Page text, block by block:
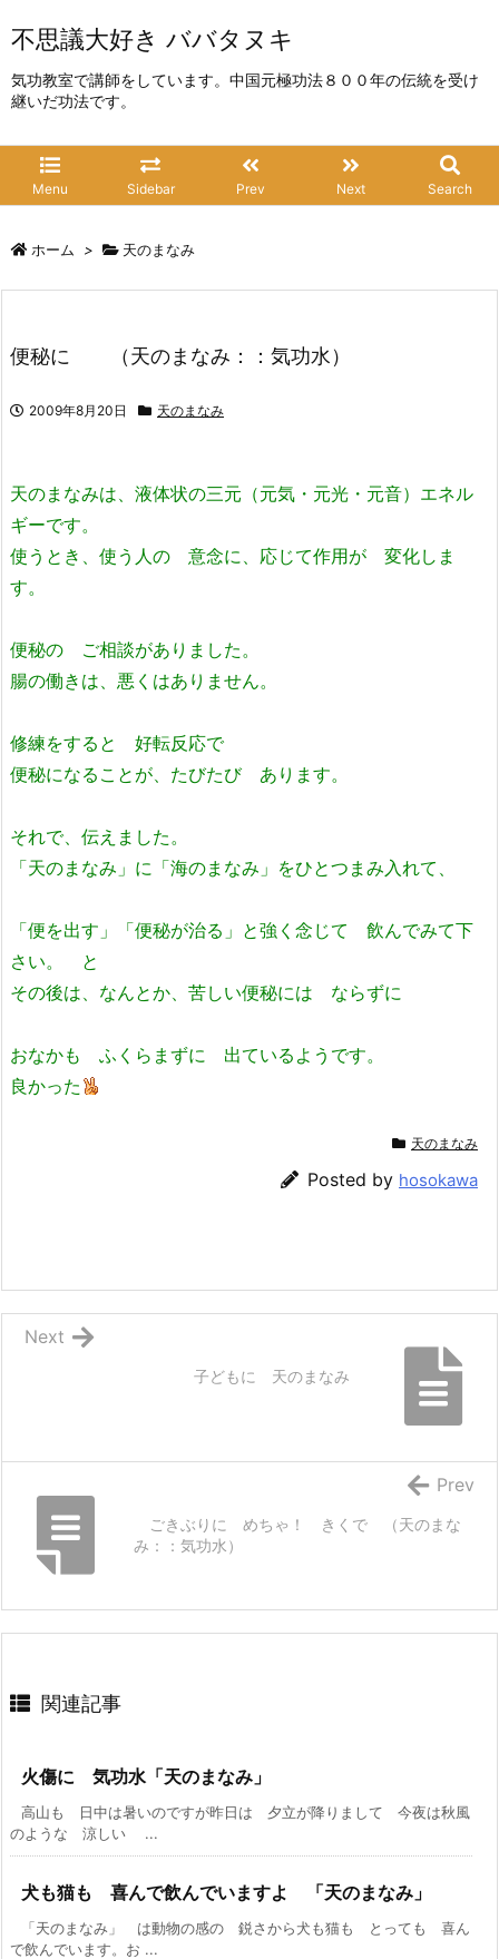
不思議大好き ババタヌキ
気功教室で講師をしています。中国元極功法８００年の伝統を受け
継いだ功法です。
Menu Sidebar Prev Next Search
ホーム > 天のまなみ
便秘に （天のまなみ：：気功水）
2009年8月20日 天のまなみ
天のまなみは、液体状の三元（元気・元光・元音）エネル
ギーです。
使うとき、使う人の 意念に、応じて作用が 変化しま
す。
便秘の ご相談がありました。
腸の働きは、悪くはありません。
修練をすると 好転反応で
便秘になることが、たびたび あります。
それで、伝えました。
「天のまなみ」に「海のまなみ」をひとつまみ入れて、
「便を出す」「便秘が治る」と強く念じて 飲んでみて下
さい。 と
その後は、なんとか、苦しい便秘には ならずに
おなかも ふくらまずに 出ているようです。
良かった
天のまなみ
Posted by hosokawa
子どもに 天のまなみ
Next
ごきぶりに めちゃ！ きくで （天のまな
み：：気功水）
Prev
関連記事
火傷に 気功水「天のまなみ」
高山も 日中は暑いのですが昨日は 夕立が降りまして 今夜は秋風
のような 涼しい ...
犬も猫も 喜んで飲んでいますよ 「天のまなみ」
「天のまなみ」 は動物の感の 鋭さから犬も猫も とっても 喜ん
で飲んでいます。お ...